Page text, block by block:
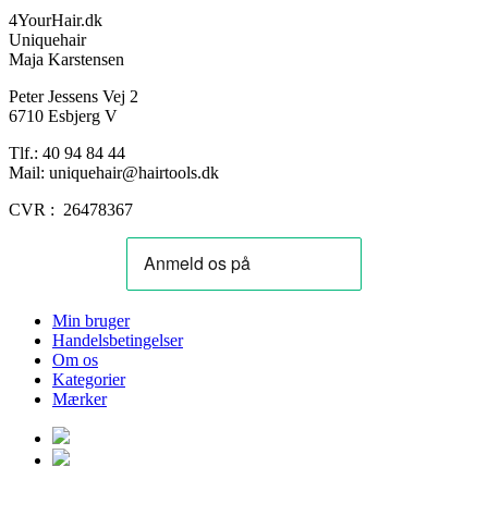
4YourHair.dk
Uniquehair
Maja Karstensen
Peter Jessens Vej 2
6710 Esbjerg V
Tlf.: 40 94 84 44
Mail: uniquehair@hairtools.dk
CVR : 26478367
Min bruger
Handelsbetingelser
Om os
Kategorier
Mærker